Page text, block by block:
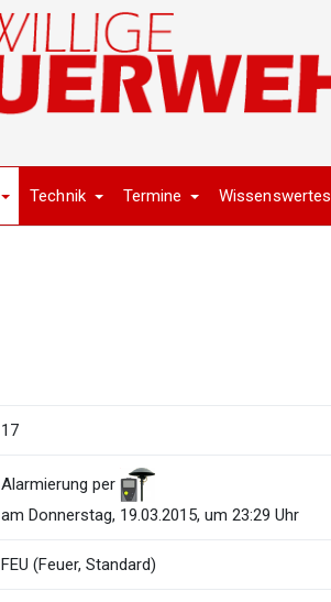
Technik Termine Wissenswertes
17
Alarmierung per
am Donnerstag, 19.03.2015, um 23:29 Uhr
FEU (Feuer, Standard)